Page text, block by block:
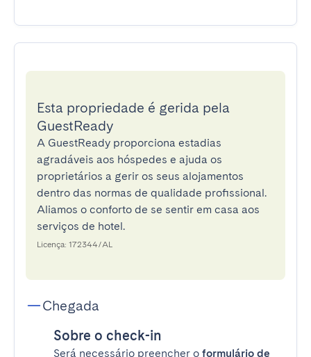
Esta propriedade é gerida pela
GuestReady
A GuestReady proporciona estadias
agradáveis aos hóspedes e ajuda os
proprietários a gerir os seus alojamentos
dentro das normas de qualidade profissional.
Aliamos o conforto de se sentir em casa aos
serviços de hotel.
Licença: 172344/AL
Chegada
Sobre o check-in
Será necessário preencher o formulário de